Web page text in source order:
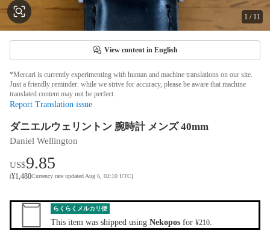
1 / 11
View content in English
*Mercari is currently experimenting with human and machine translations on our site.
Just a friendly reminder: while we strive for accuracy, please be aware that machine
translated content may not be perfect.
Report Translation issue
ダニエルウェリントン 腕時計 メンズ 40mm
Daniel Wellington
US$9.85
(¥1,480Currency rate updated Aug 6, 02:10 UTC)
らくらくメルカリ便
This item was shipped using Nekopos for ¥210